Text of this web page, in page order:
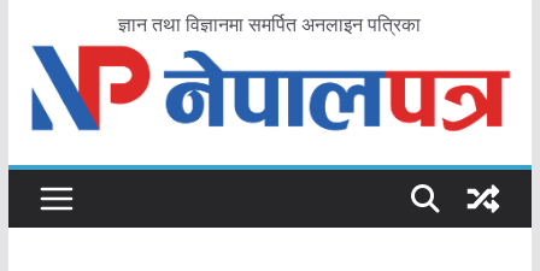
ज्ञान तथा विज्ञानमा समर्पित अनलाइन पत्रिका